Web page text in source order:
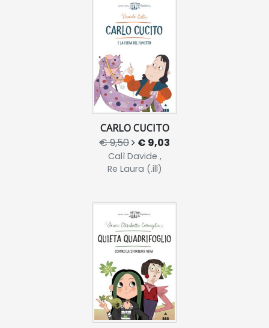
CARLO CUCITO
€ 9,50 € 9,03
Calì Davide ,
Re Laura (.ill)